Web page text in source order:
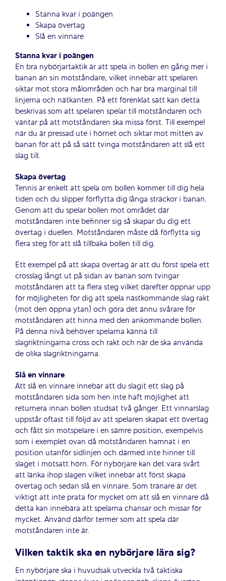
Stanna kvar i poängen
Skapa övertag
Slå en vinnare
Stanna kvar i poängen
En bra nybörjartaktik är att spela in bollen en gång mer i
banan än sin motståndare, vilket innebär att spelaren
siktar mot stora målområden och har bra marginal till
linjerna och nätkanten. På ett förenklat sätt kan detta
beskrivas som att spelaren spelar till motståndaren och
väntar på att motståndaren ska missa först. Till exempel
när du är pressad ute i hörnet och siktar mot mitten av
banan för att på så sätt tvinga motståndaren att slå ett
slag till.
Skapa övertag
Tennis är enkelt att spela om bollen kommer till dig hela
tiden och du slipper förflytta dig långa sträckor i banan.
Genom att du spelar bollen mot området där
motståndaren inte befinner sig så skapar du dig ett
övertag i duellen. Motståndaren måste då förflytta sig
flera steg för att slå tillbaka bollen till dig.
Ett exempel på att skapa övertag är att du först spela ett
crosslag långt ut på sidan av banan som tvingar
motståndaren att ta flera steg vilket därefter öppnar upp
för möjligheten för dig att spela nästkommande slag rakt
(mot den öppna ytan) och göra det ännu svårare för
motståndaren att hinna med den ankommande bollen.
På denna nivå behöver spelarna känna till
slagriktningarna cross och rakt och när de ska använda
de olika slagriktningarna.
Slå en vinnare
Att slå en vinnare innebär att du slagit ett slag på
motståndaren sida som hen inte haft möjlighet att
returnera innan bollen studsat två gånger. Ett vinnarslag
uppstår oftast till följd av att spelaren skapat ett övertag
och fått sin motspelare i en sämre position, exempelvis
som i exemplet ovan då motståndaren hamnat i en
position utanför sidlinjen och därmed inte hinner till
slaget i motsatt hörn. För nybörjare kan det vara svårt
att länka ihop slagen vilket innebär att först skapa
övertag och sedan slå en vinnare. Som tränare är det
viktigt att inte prata för mycket om att slå en vinnare då
detta kan innebära att spelarna chansar och missar för
mycket. Använd därför termer som att spela där
motståndaren inte är.
Vilken taktik ska en nybörjare lära sig?
En nybörjare ska i huvudsak utveckla två taktiska